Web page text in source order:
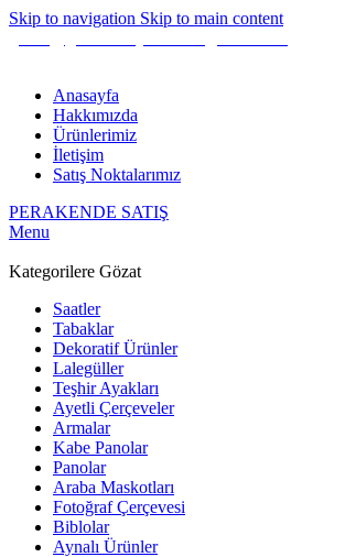
Skip to navigation Skip to main content
Anasayfa
Hakkımızda
Ürünlerimiz
İletişim
Satış Noktalarımız
PERAKENDE SATIŞ
Menu
Kategorilere Gözat
Saatler
Tabaklar
Dekoratif Ürünler
Lalegüller
Teşhir Ayakları
Ayetli Çerçeveler
Armalar
Kabe Panolar
Panolar
Araba Maskotları
Fotoğraf Çerçevesi
Biblolar
Aynalı Ürünler